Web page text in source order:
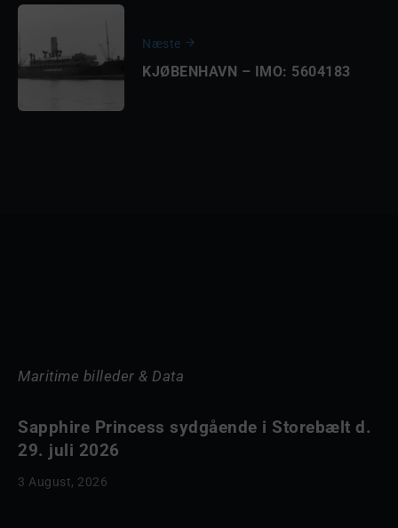
Næste
KJØBENHAVN – IMO: 5604183
Maritime billeder & Data
Sapphire Princess sydgående i Storebælt d.
29. juli 2026
3 August, 2026